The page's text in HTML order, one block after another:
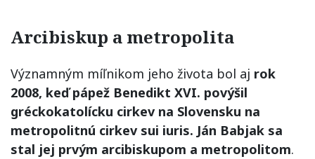
Arcibiskup a metropolita
Významným míľnikom jeho života bol aj rok
2008, keď pápež Benedikt XVI. povýšil
gréckokatolícku cirkev na Slovensku na
metropolitnú cirkev sui iuris. Ján Babjak sa
stal jej prvým arcibiskupom a metropolitom.